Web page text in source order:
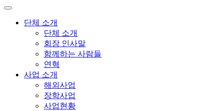
단체 소개
단체 소개
회장 인사말
함께하는 사람들
연혁
사업 소개
해외사업
장학사업
사업현황